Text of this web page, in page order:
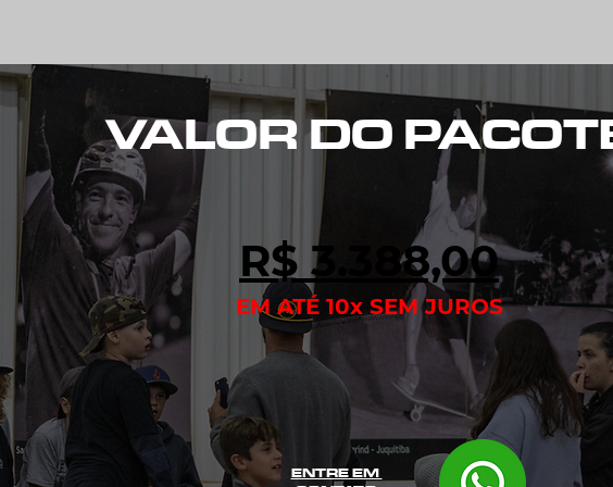
VALOR DO
R$ 3.388,00
EM ATÉ 10x SEM JUROS
ENTRE EM